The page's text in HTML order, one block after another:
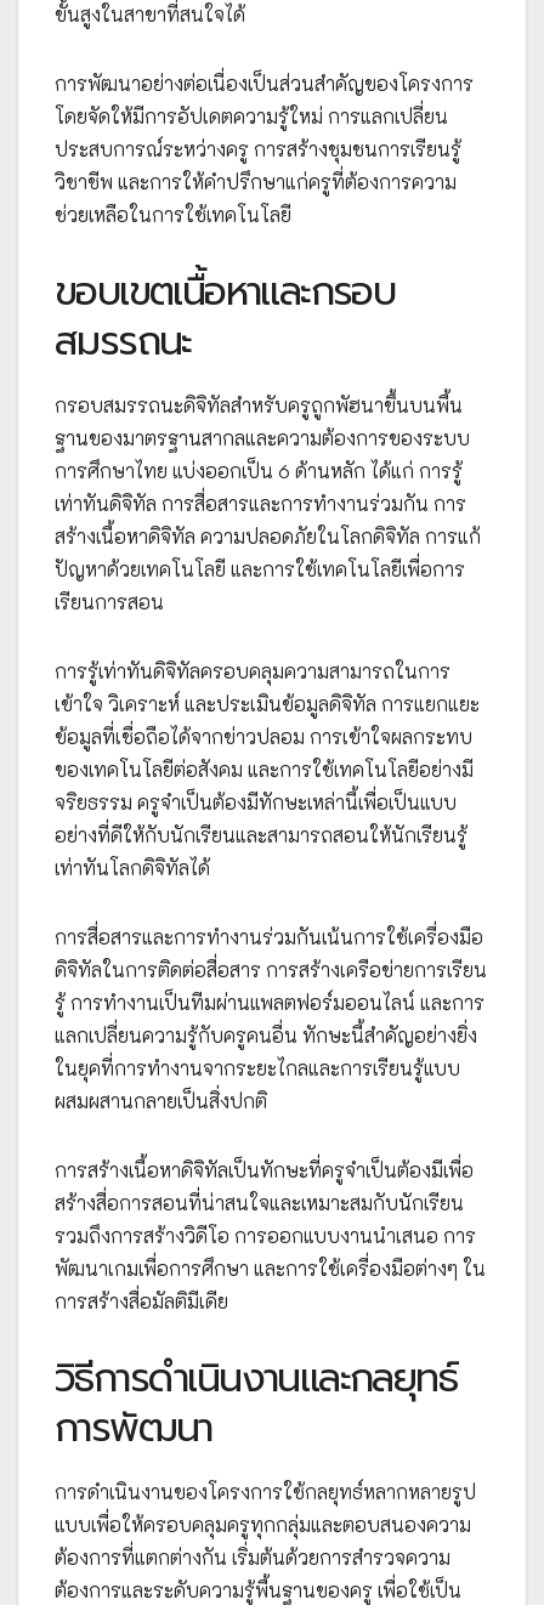
ขั้นสูงในสาขาที่สนใจได้
การพัฒนาอย่างต่อเนื่องเป็นส่วนสำคัญของโครงการ
โดยจัดให้มีการอัปเดตความรู้ใหม่ การแลกเปลี่ยน
ประสบการณ์ระหว่างครู การสร้างชุมชนการเรียนรู้
วิชาชีพ และการให้คำปรึกษาแก่ครูที่ต้องการความ
ช่วยเหลือในการใช้เทคโนโลยี
ขอบเขตเนื้อหาและกรอบ
สมรรถนะ
กรอบสมรรถนะดิจิทัลสำหรับครูถูกพัฮนาขึ้นบนพื้น
ฐานของมาตรฐานสากลและความต้องการของระบบ
การศึกษาไทย แบ่งออกเป็น 6 ด้านหลัก ได้แก่ การรู้
เท่าทันดิจิทัล การสื่อสารและการทำงานร่วมกัน การ
สร้างเนื้อหาดิจิทัล ความปลอดภัยในโลกดิจิทัล การแก้
ปัญหาด้วยเทคโนโลยี และการใช้เทคโนโลยีเพื่อการ
เรียนการสอน
การรู้เท่าทันดิจิทัลครอบคลุมความสามารถในการ
เข้าใจ วิเคราะห์ และประเมินข้อมูลดิจิทัล การแยกแยะ
ข้อมูลที่เชื่อถือได้จากข่าวปลอม การเข้าใจผลกระทบ
ของเทคโนโลยีต่อสังคม และการใช้เทคโนโลยีอย่างมี
จริยธรรม ครูจำเป็นต้องมีทักษะเหล่านี้เพื่อเป็นแบบ
อย่างที่ดีให้กับนักเรียนและสามารถสอนให้นักเรียนรู้
เท่าทันโลกดิจิทัลได้
การสื่อสารและการทำงานร่วมกันเน้นการใช้เครื่องมือ
ดิจิทัลในการติดต่อสื่อสาร การสร้างเครือข่ายการเรียน
รู้ การทำงานเป็นทีมผ่านแพลตฟอร์มออนไลน์ และการ
แลกเปลี่ยนความรู้กับครูคนอื่น ทักษะนี้สำคัญอย่างยิ่ง
ในยุคที่การทำงานจากระยะไกลและการเรียนรู้แบบ
ผสมผสานกลายเป็นสิ่งปกติ
การสร้างเนื้อหาดิจิทัลเป็นทักษะที่ครูจำเป็นต้องมีเพื่อ
สร้างสื่อการสอนที่น่าสนใจและเหมาะสมกับนักเรียน
รวมถึงการสร้างวิดีโอ การออกแบบงานนำเสนอ การ
พัฒนาเกมเพื่อการศึกษา และการใช้เครื่องมือต่างๆ ใน
การสร้างสื่อมัลติมีเดีย
วิธีการดำเนินงานและกลยุทธ์
การพัฒนา
การดำเนินงานของโครงการใช้กลยุทธ์หลากหลายรูป
แบบเพื่อให้ครอบคลุมครูทุกกลุ่มและตอบสนองความ
ต้องการที่แตกต่างกัน เริ่มต้นด้วยการสำรวจความ
ต้องการและระดับความรู้พื้นฐานของครู เพื่อใช้เป็น